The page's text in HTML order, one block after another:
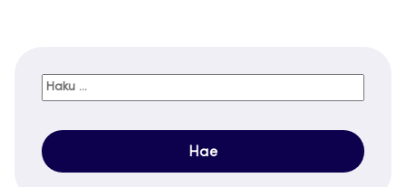
Haku: